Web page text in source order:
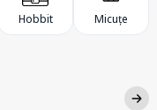
Hobbit Micuțe